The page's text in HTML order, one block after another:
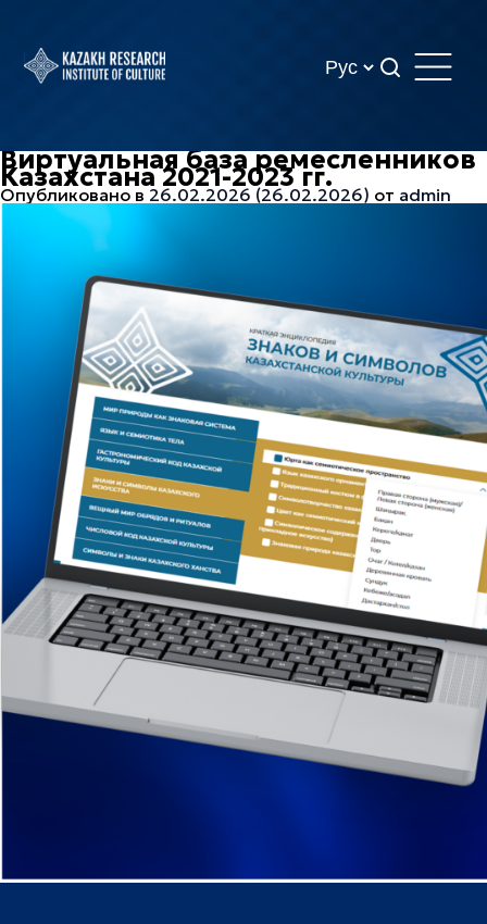
Виртуальная база ремесленников
Казахстана 2021-2023 гг.
Опубликовано в 26.02.2026 (26.02.2026) от admin